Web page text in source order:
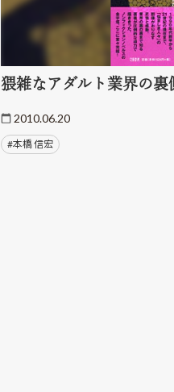
猥雑なアダルト業界の
2010.06.20
#本橋 信宏